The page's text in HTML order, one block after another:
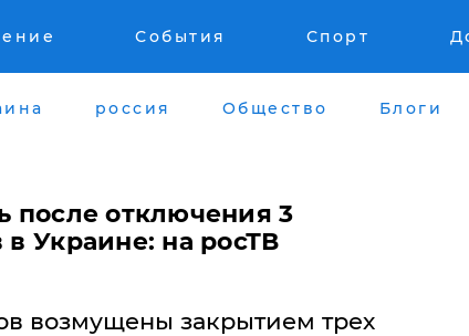
События Спорт
россия Общество Блоги
после отключения 3
Украине: на росТВ
возмущены закрытием трех